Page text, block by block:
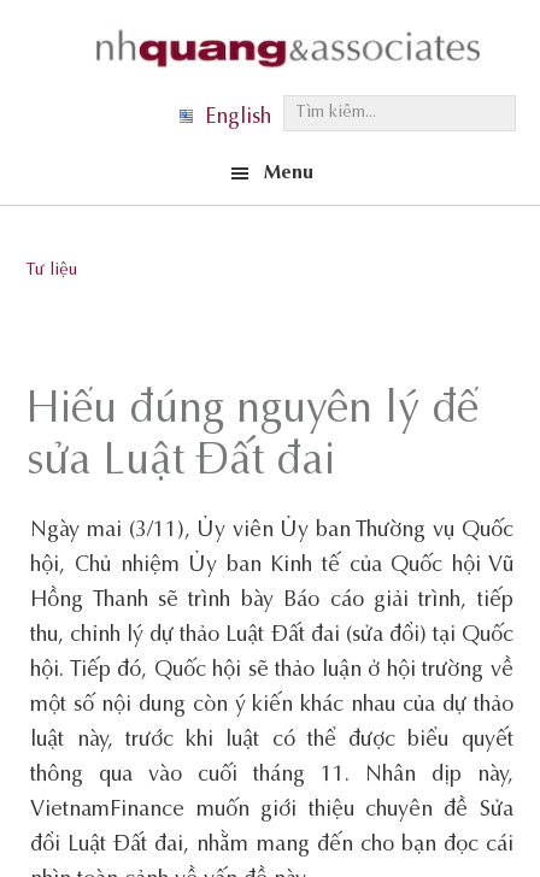
m
.
English
Menu
Tư liệu
Hiểu đúng nguyên lý để
sửa Luật Đất đai
Ngày mai (3/11), Ủy viên Ủy ban Thường vụ Quốc
hội, Chủ nhiệm Ủy ban Kinh tế của Quốc hội Vũ
Hồng Thanh sẽ trình bày Báo cáo giải trình, tiếp
thu, chỉnh lý dự thảo Luật Đất đai (sửa đổi) tại Quốc
hội. Tiếp đó, Quốc hội sẽ thảo luận ở hội trường về
một số nội dung còn ý kiến khác nhau của dự thảo
luật này, trước khi luật có thể được biểu quyết
thông qua vào cuối tháng 11. Nhân dịp này,
VietnamFinance muốn giới thiệu chuyên đề Sửa
đổi Luật Đất đai, nhằm mang đến cho bạn đọc cái